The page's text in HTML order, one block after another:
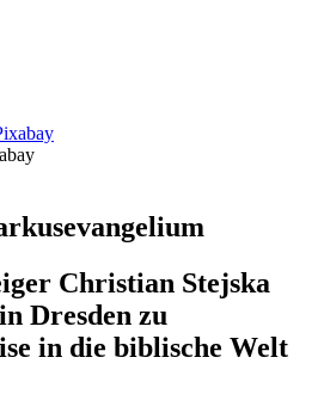
Christian Stejska
Dresden zu
in die biblische Welt